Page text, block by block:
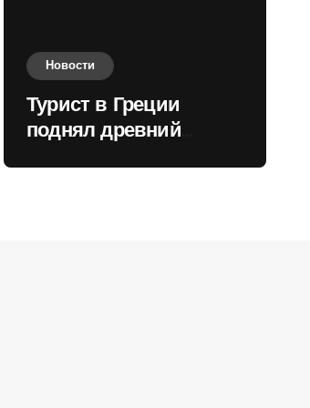
Новости
Турист в Греции
поднял древний